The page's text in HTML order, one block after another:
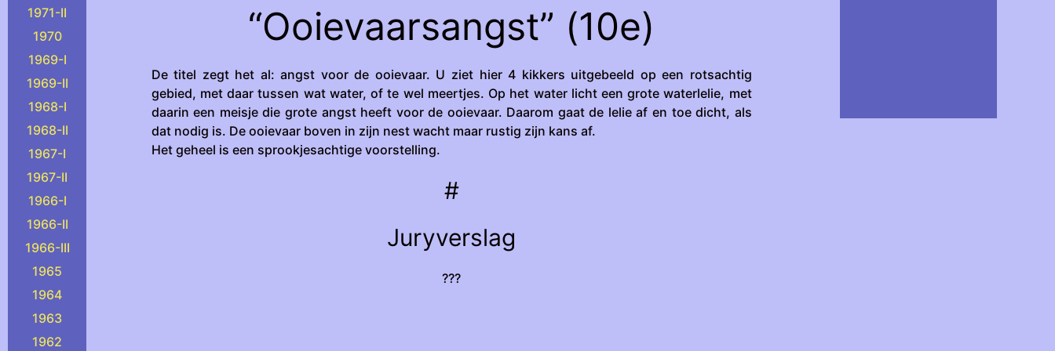
1971-II
1970
1969-I
1969-II
1968-I
1968-II
1967-I
1967-II
1966-I
1966-II
1966-III
1965
1964
1963
1962
“Ooievaarsangst” (10e)
De titel zegt het al: angst voor de ooievaar. U ziet hier 4 kikkers uitgebeeld op een rotsachtig
gebied, met daar tussen wat water, of te wel meertjes. Op het water licht een grote waterlelie, met
daarin een meisje die grote angst heeft voor de ooievaar. Daarom gaat de lelie af en toe dicht, als
dat nodig is. De ooievaar boven in zijn nest wacht maar rustig zijn kans af.
Het geheel is een sprookjesachtige voorstelling.
#
Juryverslag
???